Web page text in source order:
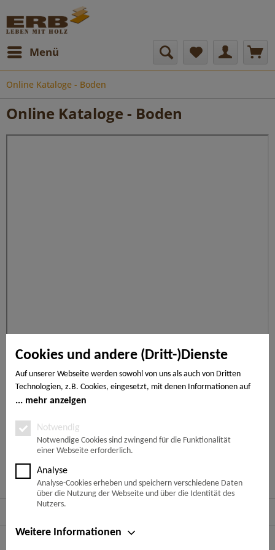
Cookies und andere (Dritt-)Dienste
Auf unserer Webseite werden sowohl von uns als auch von Dritten
Technologien, z.B. Cookies, eingesetzt, mit denen Informationen auf
Ihrem Endgerät gespeichert und/oder von Ihrem Endgerät abgerufen
Notwendige Cookies, Analyse-, Marketing- und Statistik-Cookies. Bei
den notwendigen Cookies handelt es sich um solche, die technisch
notwendig sind, um den von Ihnen gewünschten Dienst
bereitzustellen, die übrigen Cookies werden nur auf Grund einer von
Ihnen erteilten Einwilligung gesetzt. Die Einwilligung ist freiwillig.
Personen, die das 16. Lebensjahr noch nicht vollendet haben,
benötigen die Zustimmung der Sorgeberechtigten. Sie können Ihre
Sie dazu lediglich den Cookie-Banner erneut auf und ändern Sie Ihre
mehr anzeigen
Notwendig
Notwendige Cookies sind zwingend für die Funktionalität
einer Webseite erforderlich.
Analyse
Analyse-Cookies erheben und speichern verschiedene Daten
über die Nutzung der Webseite und über die Identität des
Nutzers.
Weitere Informationen
Menü
Online Kataloge - Boden
Online Kataloge - Boden
Shop Service